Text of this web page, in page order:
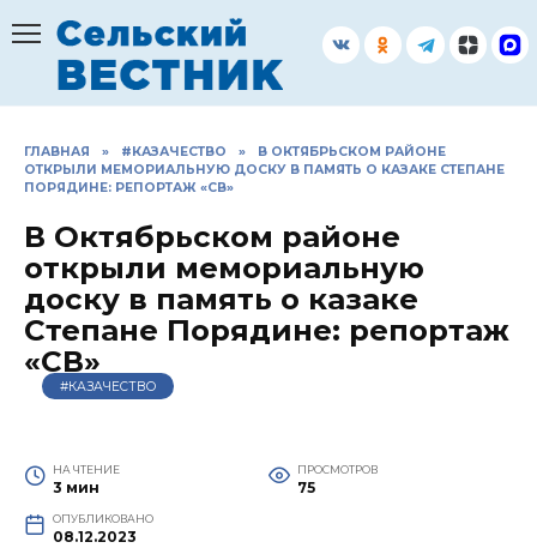
содержанию
ГЛАВНАЯ » #КАЗАЧЕСТВО »
В ОКТЯБРЬСКОМ РАЙОНЕ
ОТКРЫЛИ МЕМОРИАЛЬНУЮ ДОСКУ В ПАМЯТЬ О КАЗАКЕ СТЕПАНЕ
ПОРЯДИНЕ: РЕПОРТАЖ «СВ»
В Октябрьском районе
открыли мемориальную
доску в память о казаке
Степане Порядине: репортаж
«СВ»
#КАЗАЧЕСТВО
НА ЧТЕНИЕ
3 мин
ПРОСМОТРОВ
75
ОПУБЛИКОВАНО
08.12.2023